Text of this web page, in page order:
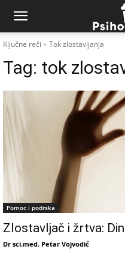
Ključne reči Tok zlostavljanja
Tag: tok
Pomoc i podrska
Zlostavljač i žrtva:
Dr sci.med. Petar Vojvodić